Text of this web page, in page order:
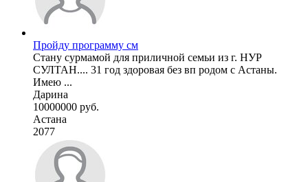
Пройду программу см
Стану сурмамой для приличной семьи из г. НУР
СУЛТАН.... 31 год здоровая без вп родом с Астаны.
Имею ...
Дарина
10000000 руб.
Астана
2077